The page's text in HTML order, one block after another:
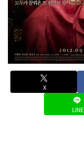
X
LINE